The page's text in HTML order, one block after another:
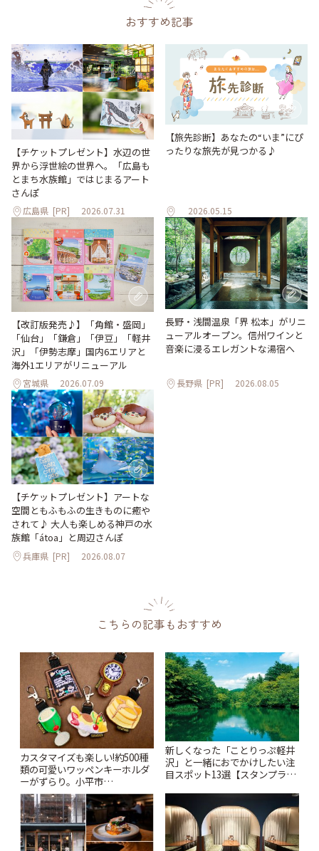
おすすめ記事
【チケットプレゼント】水辺の世
界から浮世絵の世界へ。「広島も
とまち水族館」ではじまるアート
さんぽ
広島県 [PR] 2026.07.31
【旅先診断】あなたの“いま”にぴ
ったりな旅先が見つかる♪
2026.05.15
【改訂版発売♪】「角館・盛岡」
「仙台」「鎌倉」「伊豆」「軽井
沢」「伊勢志摩」国内6エリアと
海外1エリアがリニューアル
宮城県 2026.07.09
長野・浅間温泉「界 松本」がリニ
ューアルオープン。信州ワインと
音楽に浸るエレガントな湯宿へ
長野県 [PR] 2026.08.05
【チケットプレゼント】アートな
空間ともふもふの生きものに癒や
されて♪ 大人も楽しめる神戸の水
族館「átoa」と周辺さんぽ
兵庫県 [PR] 2026.08.07
こちらの記事もおすすめ
カスタマイズも楽しい!約500種
類の可愛いワッペンキーホルダ
ーがずらり。小平市
「Kimamaya T&K」 | ことりっ
ぷ
新しくなった「ことりっぷ軽井
沢」と一緒におでかけしたい注
目スポット13選【スタンプラリ